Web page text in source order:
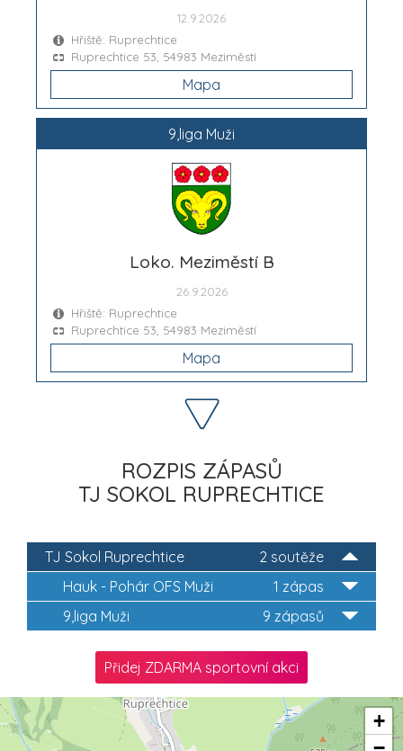
12.9.2026
Hřiště: Ruprechtice
Ruprechtice 53, 54983 Meziměstí
Mapa
9,liga Muži
Loko. Meziměstí B
26.9.2026
Hřiště: Ruprechtice
Ruprechtice 53, 54983 Meziměstí
Mapa
ROZPIS ZÁPASŮ
TJ SOKOL RUPRECHTICE
2 soutěže
TJ Sokol Ruprechtice
1 zápas
Hauk - Pohár OFS Muži
9 zápasů
9,liga Muži
Přidej ZDARMA sportovní akci
+